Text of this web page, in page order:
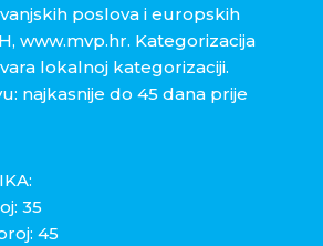
poslova i europskih
www.mvp.hr. Kategorizacija
lokalnoj kategorizaciji.
najkasnije do 45 dana prije
35
45